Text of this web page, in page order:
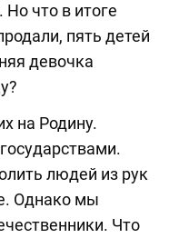
что в итоге
пять детей
девочка
на Родину.
людей из рук
Однако мы
Что